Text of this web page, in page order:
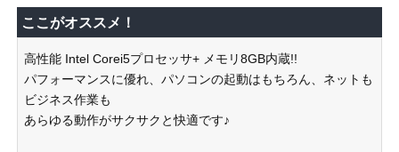
ここがオススメ！
高性能 Intel Corei5プロセッサ+ メモリ8GB内蔵!!
パフォーマンスに優れ、パソコンの起動はもちろん、ネットも
ビジネス作業も
あらゆる動作がサクサクと快適です♪